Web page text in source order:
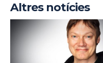
Altres notícies